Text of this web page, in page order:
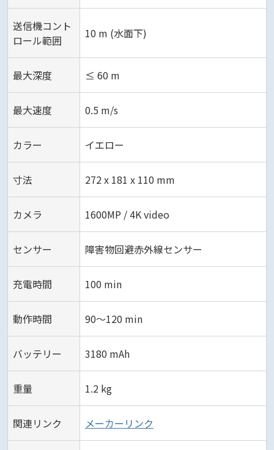
送信機コント
ロール範囲
10 m (水面下)
最大深度 ≤ 60 m
最大速度 0.5 m/s
カラー イエロー
寸法 272 x 181 x 110 mm
カメラ 1600MP / 4K video
センサー 障害物回避赤外線センサー
充電時間 100 min
動作時間 90～120 min
バッテリー 3180 mAh
重量 1.2 kg
関連リンク メーカーリンク